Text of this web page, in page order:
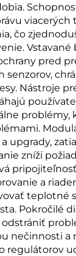
čo
pred
Nástroje
problémy,
upgrady,
zníži
a
teplotné
Pokročilé
nečinnosti a
regulátorov